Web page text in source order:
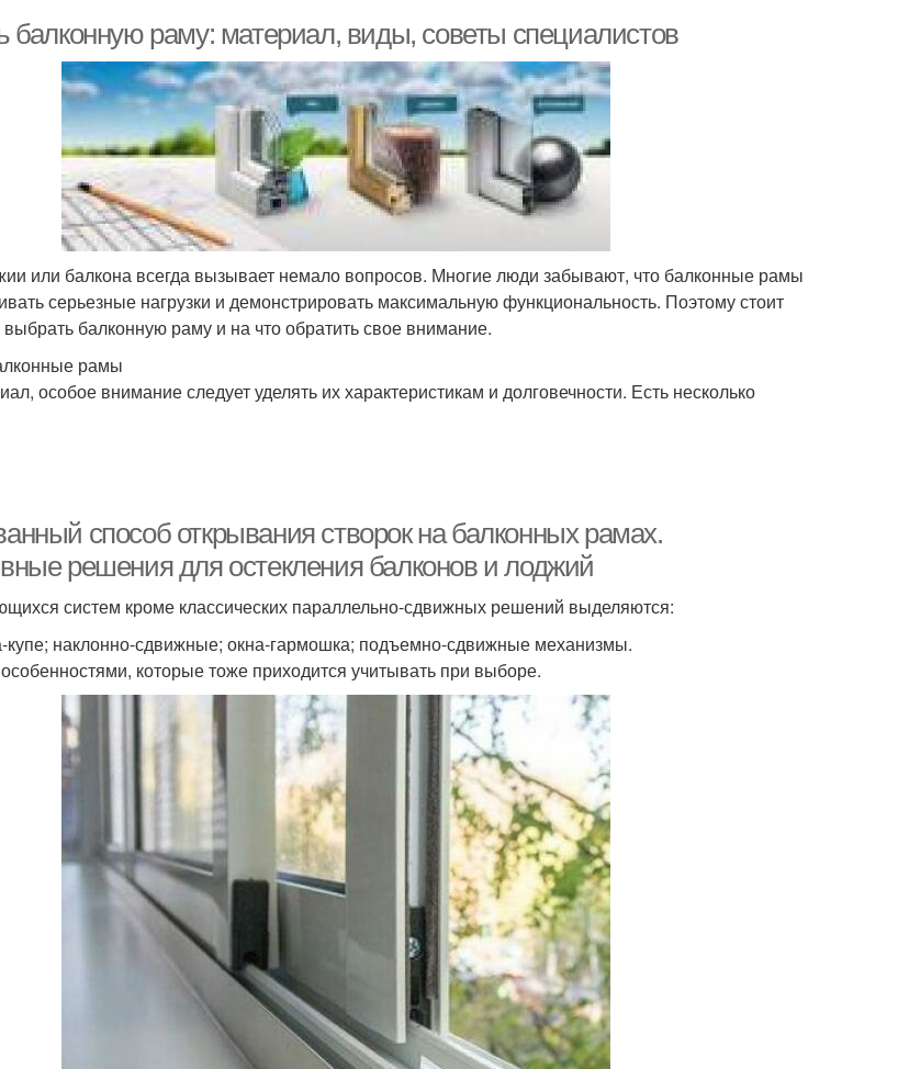
балконную раму: материал, виды, советы специалистов
или балкона всегда вызывает немало вопросов. Многие люди забывают, что балконные рамы
серьезные нагрузки и демонстрировать максимальную функциональность. Поэтому стоит
выбрать балконную раму и на что обратить свое внимание.
рамы
особое внимание следует уделять их характеристикам и долговечности. Есть несколько
способ открывания створок на балконных рамах.
решения для остекления балконов и лоджий
систем кроме классических параллельно-сдвижных решений выделяются:
купе; наклонно-сдвижные; окна-гармошка; подъемно-сдвижные механизмы.
которые тоже приходится учитывать при выборе.